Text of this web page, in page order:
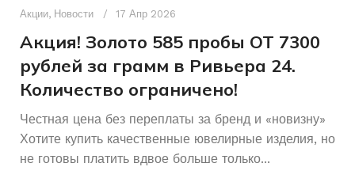
Акции, Новости 17 Апр 2026
Акция! Золото 585 пробы ОТ 7300
рублей за грамм в Ривьера 24.
Количество ограничено!
Честная цена без переплаты за бренд и «новизну»
Хотите купить качественные ювелирные изделия, но
не готовы платить вдвое больше только...